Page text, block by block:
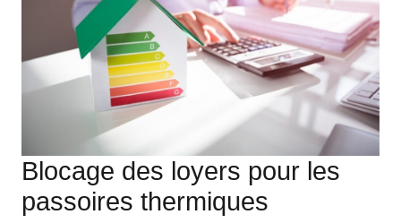
Blocage des loyers pour les
passoires thermiques